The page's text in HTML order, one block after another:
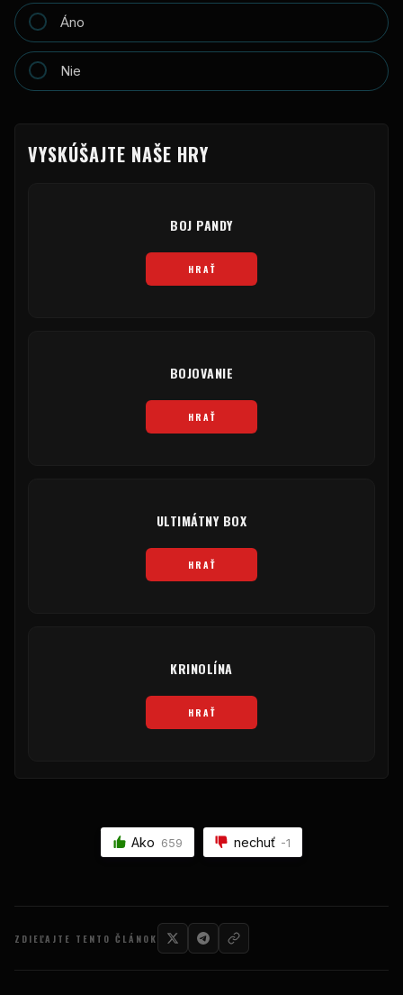
Áno
Nie
VYSKÚŠAJTE NAŠE HRY
BOJ PANDY
HRAŤ
BOJOVANIE
HRAŤ
ULTIMÁTNY BOX
HRAŤ
KRINOLÍNA
HRAŤ
Ako 659 nechuť -1
ZDIEĽAJTE TENTO ČLÁNOK